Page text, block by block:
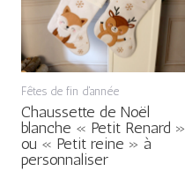
Fêtes de fin d'année
Chaussette de Noël
blanche « Petit Renard »
ou « Petit reine » à
personnaliser